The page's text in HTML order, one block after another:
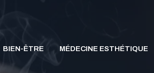
BIEN-ÊTRE MÉDECINE ESTHÉTIQUE